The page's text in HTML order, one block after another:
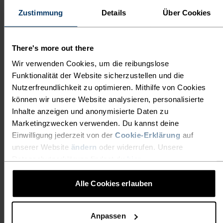
Zustimmung Details Über Cookies
There's more out there
Wir verwenden Cookies, um die reibungslose
Funktionalität der Website sicherzustellen und die
Nutzerfreundlichkeit zu optimieren. Mithilfe von Cookies
können wir unsere Website analysieren, personalisierte
Inhalte anzeigen und anonymisierte Daten zu
Marketingzwecken verwenden. Du kannst deine
Einwilligung jederzeit von der Cookie-Erklärung auf
unserer Website ändern oder widerrufen. Unsere
Alle Cookies erlauben
Anpassen
MERINOWOLLE
TRANSPORTIERT
FEUCHTIGKEIT SCHNELL AB,
SORGT FÜR EIN NATÜRLICHES
KÖRPERKLIMA UND HEMMT
ENTSTEHUNG VON GERÜCHEN,
SODASS DU OPTIMALE WÄRME
GENIESSEN KANNST, OHNE ZU Ü
BERHITZEN. DIESE MERINO-U
NTERWÄSCHE EIGNET SICH I
DEAL FÜR MODERAT-B
EWEGUNGSINTENSIVE S
PORTARTEN WIE SKIFAHREN, S
Gerüchen, sodass du optimale Wärme genießen
bewegungsintensive Sportarten wie Skifahren,
Snowboarden oder Schneeschuhwanderungen –
auch für einen gemütlichen Abend vorm Kamin.
Gönne dir in diesem Winter luxuriösen
und unschlagbare Wärmeisolierung!
ULTIMATIVER KOMFORT,
GRENZENLOSE
FUNKTIONALITÄT.